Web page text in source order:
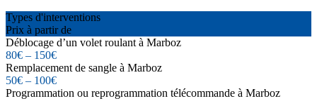
Types d'interventions
Prix à partir de
Déblocage d’un volet roulant à Marboz
80€ – 150€
Remplacement de sangle à Marboz
50€ – 100€
Programmation ou reprogrammation télécommande à Marboz